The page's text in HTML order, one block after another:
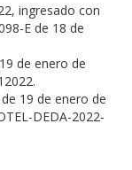
ingresado con
E de 18 de
de enero de
19 de enero de
DEDA-2022-